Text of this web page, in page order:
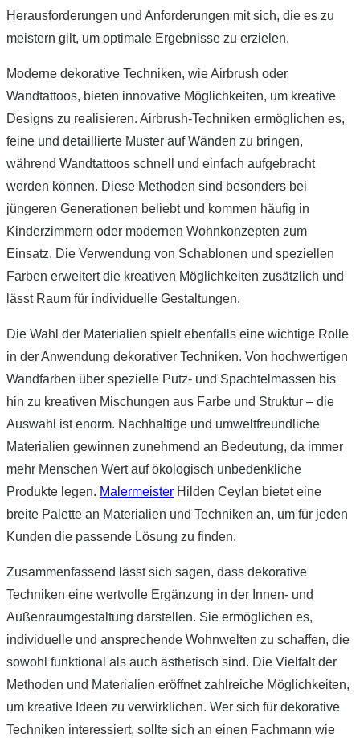
Herausforderungen und Anforderungen mit sich, die es zu
meistern gilt, um optimale Ergebnisse zu erzielen.
Moderne dekorative Techniken, wie Airbrush oder
Wandtattoos, bieten innovative Möglichkeiten, um kreative
Designs zu realisieren. Airbrush-Techniken ermöglichen es,
feine und detaillierte Muster auf Wänden zu bringen,
während Wandtattoos schnell und einfach aufgebracht
werden können. Diese Methoden sind besonders bei
jüngeren Generationen beliebt und kommen häufig in
Kinderzimmern oder modernen Wohnkonzepten zum
Einsatz. Die Verwendung von Schablonen und speziellen
Farben erweitert die kreativen Möglichkeiten zusätzlich und
lässt Raum für individuelle Gestaltungen.
Die Wahl der Materialien spielt ebenfalls eine wichtige Rolle
in der Anwendung dekorativer Techniken. Von hochwertigen
Wandfarben über spezielle Putz- und Spachtelmassen bis
hin zu kreativen Mischungen aus Farbe und Struktur – die
Auswahl ist enorm. Nachhaltige und umweltfreundliche
Materialien gewinnen zunehmend an Bedeutung, da immer
mehr Menschen Wert auf ökologisch unbedenkliche
Produkte legen. Malermeister Hilden Ceylan bietet eine
breite Palette an Materialien und Techniken an, um für jeden
Kunden die passende Lösung zu finden.
Zusammenfassend lässt sich sagen, dass dekorative
Techniken eine wertvolle Ergänzung in der Innen- und
Außenraumgestaltung darstellen. Sie ermöglichen es,
individuelle und ansprechende Wohnwelten zu schaffen, die
sowohl funktional als auch ästhetisch sind. Die Vielfalt der
Methoden und Materialien eröffnet zahlreiche Möglichkeiten,
um kreative Ideen zu verwirklichen. Wer sich für dekorative
Techniken interessiert, sollte sich an einen Fachmann wie